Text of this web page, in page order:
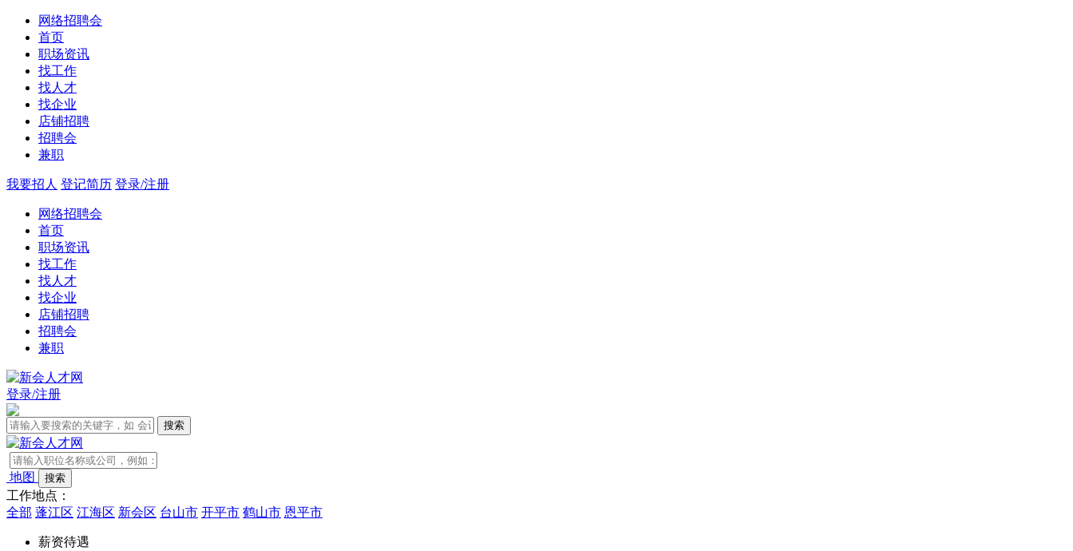
网络招聘会
首页
职场资讯
找工作
找人才
找企业
店铺招聘
招聘会
兼职
我要招人 登记简历 登录/注册
网络招聘会
首页
职场资讯
找工作
找人才
找企业
店铺招聘
招聘会
兼职
登录/注册
地图
工作地点：
全部 蓬江区 江海区 新会区 台山市 开平市 鹤山市 恩平市
薪资待遇